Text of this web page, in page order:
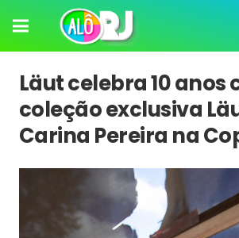
Läut celebra 10 anos
coleção exclusiva
Carina Pereira na